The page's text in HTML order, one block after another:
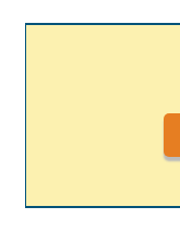
בסביבתו, כמו
לארגון ובנוסף
מתקדמים בהתאם